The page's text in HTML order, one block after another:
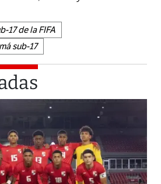
17 de la FIFA
sub-17